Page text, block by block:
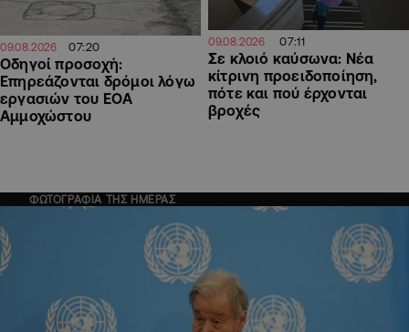
09.08.2026 07:20
Οδηγοί προσοχή:
Επηρεάζονται δρόμοι λόγω
εργασιών του ΕΟΑ
Αμμοχώστου
09.08.2026 07:11
Σε κλοιό καύσωνα: Νέα
κίτρινη προειδοποίηση,
πότε και πού έρχονται
βροχές
ΦΩΤΟΓΡΑΦΙΑ ΤΗΣ ΗΜΕΡΑΣ